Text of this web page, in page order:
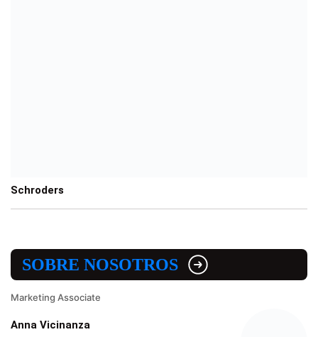
Schroders
SOBRE NOSOTROS
Marketing Associate
Anna Vicinanza